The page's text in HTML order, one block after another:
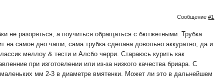
Сообщение#1
не разоряться, а поучиться обращаться с бютжетными. Трубка
самое дно чаши, сама трубка сделана довольно аккуратно, да и
меллоу & тести и Алсбо черри. Стараюсь курить как
при изготовлении или из-за низкого качества бриара. С
маленьких мм 2-3 в диаметре вмятенки. Может ли это в дальнейшем